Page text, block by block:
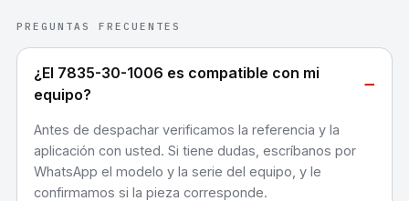
PREGUNTAS FRECUENTES
¿El 7835-30-1006 es compatible con mi
equipo?
−
Antes de despachar verificamos la referencia y la
aplicación con usted. Si tiene dudas, escríbanos por
WhatsApp el modelo y la serie del equipo, y le
confirmamos si la pieza corresponde.